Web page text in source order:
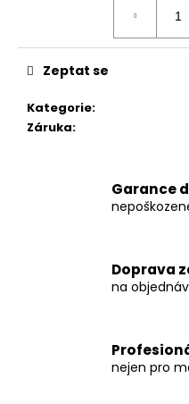
Kategorie:
Záruka:
Zeptat se
Garance
Doprava
na
nejen pro